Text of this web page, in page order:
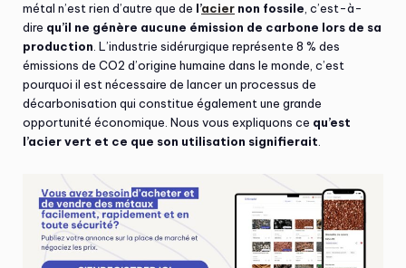
métal n’est rien d’autre que de l’acier non fossile , c’est-à-
dire qu’il ne génère aucune émission de carbone lors de sa
production . L’industrie sidérurgique représente 8 % des
émissions de CO2 d’origine humaine dans le monde, c’est
pourquoi il est nécessaire de lancer un processus de
décarbonisation qui constitue également une grande
opportunité économique. Nous vous expliquons ce qu’est
l’acier vert et ce que son utilisation signifierait